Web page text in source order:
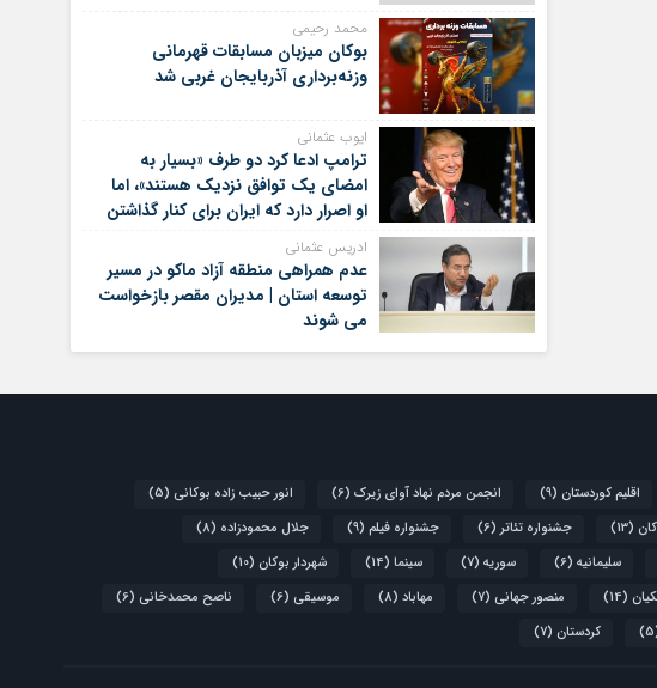
محمد رحیمی
بوکان میزبان مسابقات قهرمانی
وزنه‌برداری آذربایجان غربی شد
ایوب عثمانی
ترامپ ادعا کرد دو طرف «بسیار به
امضای یک توافق نزدیک هستند»، اما
او اصرار دارد که ایران برای کنار گذاشتن
برنامه‌های هسته‌ای خود گام‌های
بیشتری بردارد
ادریس عثمانی
عدم همراهی منطقه آزاد ماکو در مسیر
توسعه استان | مدیران مقصر بازخواست
می شوند
اقلیم کوردستان (9) انجمن مردم نهاد آوای زیرک (6) انور حبیب زاده بوکانی (5)
(13) جشنواره تئاتر (6) جشنواره فیلم (9) جلال محمودزاده (8)
سلیمانیه (6) سوریه (7) سینما (14) شهردار بوکان (10)
(14) منصور جهانی (7) مهاباد (8) موسیقی (6) ناصح محمدخانی (6)
کردستان (7)